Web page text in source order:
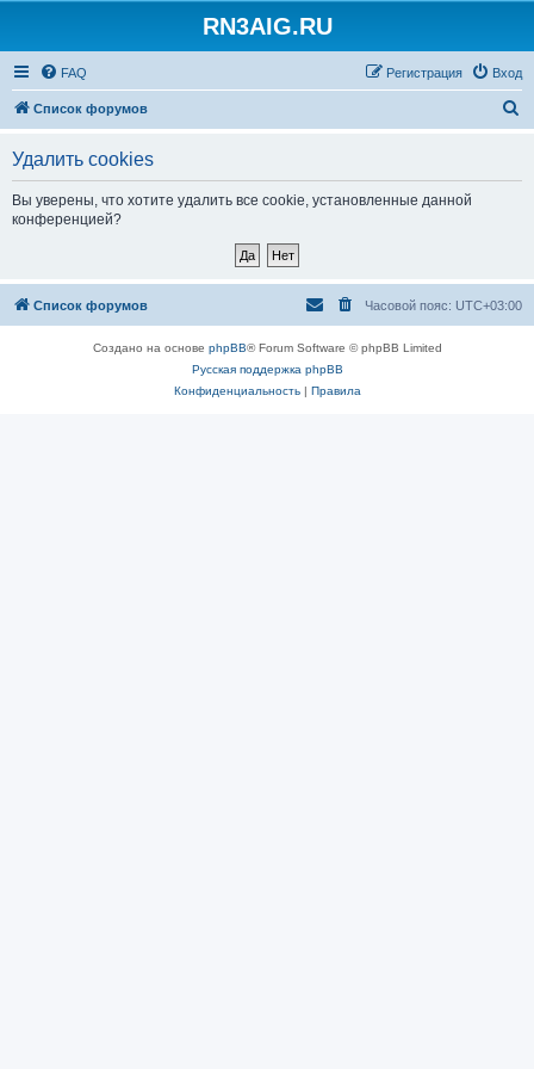
RN3AIG.RU
FAQ Вход
Регистрация
Список форумов
Удалить cookies
Вы уверены, что хотите удалить все cookie, установленные данной
конференцией?
Список форумов Часовой пояс: UTC+03:00
Создано на основе phpBB® Forum Software © phpBB Limited
Русская поддержка phpBB
Конфиденциальность| Правила